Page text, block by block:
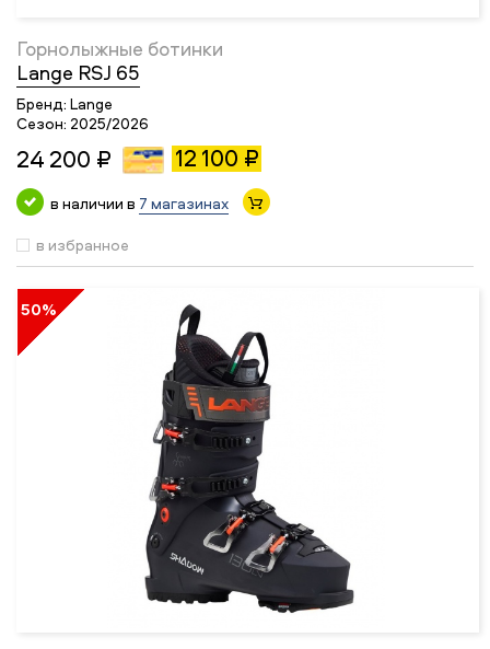
Горнолыжные ботинки
Lange RSJ 65
Бренд: Lange
Сезон: 2025/2026
24 200 ₽ 12 100 ₽
в наличии в 7 магазинах
в избранное
50%